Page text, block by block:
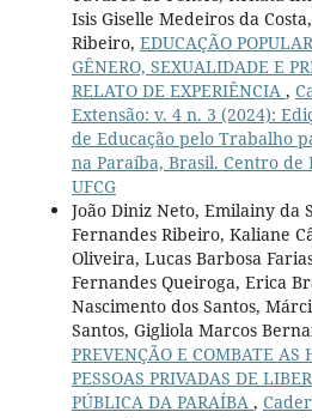
Isis Giselle Medeiros da
Ribeiro, EDUCAÇÃO
GÊNERO, SEXUALIDADE E
RELATO DE EXPERIÊNCIA ,
Extensão: v. 4 n. 3 (2024):
de Educação pelo Trabalho
na Paraíba, Brasil. Centro de
UFCG
João Diniz Neto, Emilainy da
Fernandes Ribeiro, Kaliane
Oliveira, Lucas Barbosa
Fernandes Queiroga, Erica
Nascimento dos Santos,
Santos, Gigliola Marcos
PREVENÇÃO E COMBATE AS
PESSOAS PRIVADAS DE
PÚBLICA DA PARAÍBA ,